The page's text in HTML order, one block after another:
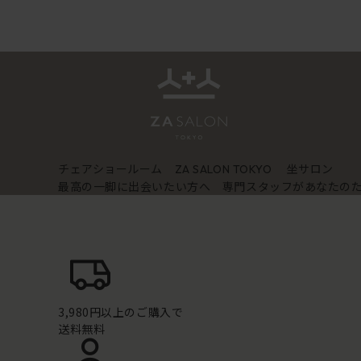
チェアショールーム ZA SALON TOKYO
坐サロン
最高の一脚に出会いたい方へ 専門スタッフがあなたの
3,980円以上のご購入で
送料無料